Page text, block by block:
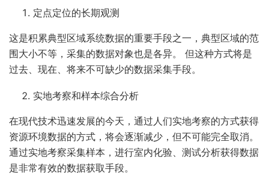
定点定位的长期观测
这是积累典型区域系统数据的重要手段之一，典型区域的范
围大小不等，采集的数据对象也是各异。 但这种方式将是
过去、现在、将来不可缺少的数据采集手段。
实地考察和样本综合分析
在现代技术迅速发展的今天，通过人们实地考察的方式获得
资源环境数据的方式，将会逐渐减少，但不可能完全取消。
通过实地考察采集样本，进行室内化验、测试分析获得数据
是非常有效的数据获取手段。